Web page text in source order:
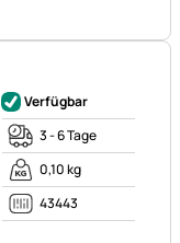
Verfügbar
3 - 6 Tage
0,10 kg
43443